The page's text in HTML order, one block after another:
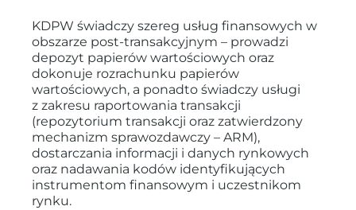
KDPW świadczy szereg usług finansowych w
obszarze post-transakcyjnym – prowadzi
depozyt papierów wartościowych oraz
dokonuje rozrachunku papierów
wartościowych, a ponadto świadczy usługi
z zakresu raportowania transakcji
(repozytorium transakcji oraz zatwierdzony
mechanizm sprawozdawczy – ARM),
dostarczania informacji i danych rynkowych
oraz nadawania kodów identyfikujących
instrumentom finansowym i uczestnikom
rynku.